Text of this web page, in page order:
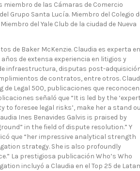
de las Cámaras de Comercio
Grupo Santa Lucía. Miembro del Colegio
del Yale Club de la ciudad de Nueva
de Baker McKenzie. Claudia es experta en
de extensa experiencia en litigios y
infraestructura, disputas post-
de contratos, entre otros.
de Legal 500, publicaciones que reconocen
señaló que “It is led by the
to foresee legal risks’, make her a stand
Ines Benavides Galvis is praised by
in the field of dispute resolution.” Y
que “her impressive analytical strength
strategy. She is also profoundly
La prestigiosa publicación Who’s Who
incluyó a Claudia en el Top 25 de